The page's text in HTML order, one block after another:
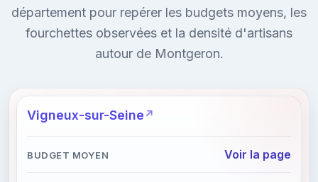
département pour repérer les budgets moyens, les
fourchettes observées et la densité d'artisans
autour de Montgeron.
Vigneux-sur-Seine
Voir la page